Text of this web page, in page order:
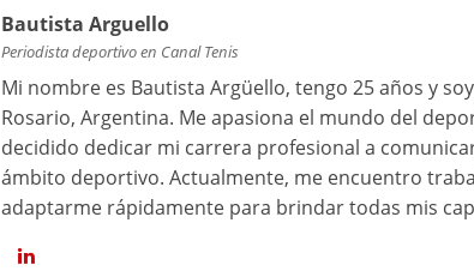
Bautista Arguello
Periodista deportivo en Canal Tenis
Mi nombre es Bautista Argüello, tengo 25 años y
Rosario, Argentina. Me apasiona el mundo del
decidido dedicar mi carrera profesional a
ámbito deportivo. Actualmente, me encuentro
adaptarme rápidamente para brindar todas mis